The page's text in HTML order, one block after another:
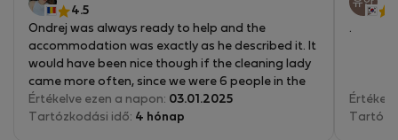
4.5
Ondrej was always ready to help and the
accommodation was exactly as he described it. It
would have been nice though if the cleaning lady
came more often, since we were 6 people in the
house and sometimes she wouldn't come for
more than 3 weeks.
Értékelve ezen a napon: 03.01.2025
Tartózkodási idő: 4 hónap
.